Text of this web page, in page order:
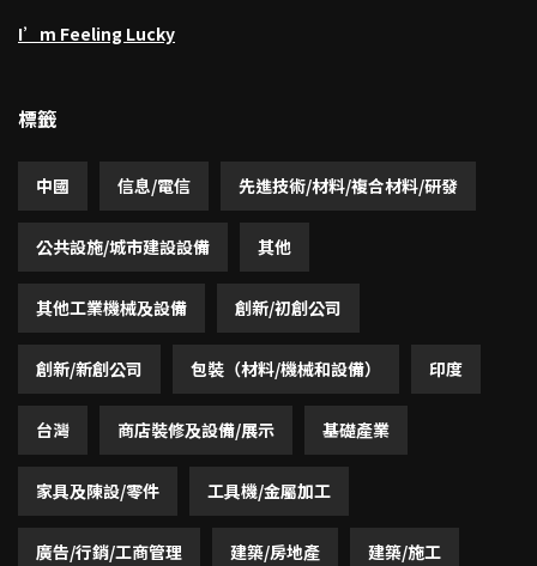
I’m Feeling Lucky
標籤
中國 信息/電信 先進技術/材料/複合材料/研發
公共設施/城市建設設備 其他
其他工業機械及設備 創新/初創公司
創新/新創公司 包裝（材料/機械和設備） 印度
台灣 商店裝修及設備/展示 基礎產業
家具及陳設/零件 工具機/金屬加工
廣告/行銷/工商管理 建築/房地產 建築/施工